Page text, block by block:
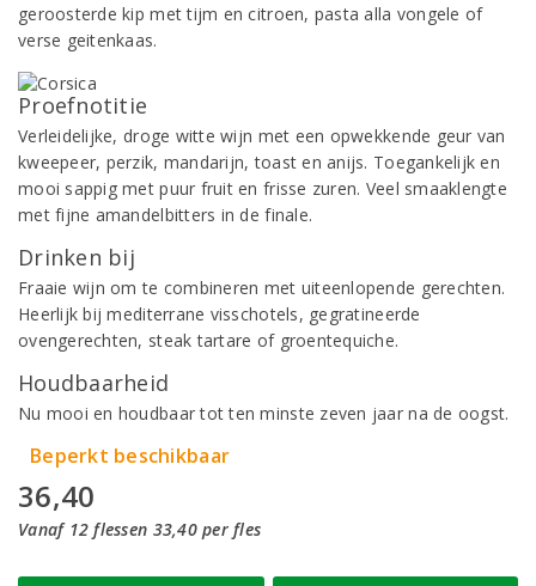
geroosterde kip met tijm en citroen, pasta alla vongele of
verse geitenkaas.
Proefnotitie
Verleidelijke, droge witte wijn met een opwekkende geur van
kweepeer, perzik, mandarijn, toast en anijs. Toegankelijk en
mooi sappig met puur fruit en frisse zuren. Veel smaaklengte
met fijne amandelbitters in de finale.
Drinken bij
Fraaie wijn om te combineren met uiteenlopende gerechten.
Heerlijk bij mediterrane visschotels, gegratineerde
ovengerechten, steak tartare of groentequiche.
Houdbaarheid
Nu mooi en houdbaar tot ten minste zeven jaar na de oogst.
Beperkt beschikbaar
36,40
Vanaf 12 flessen 33,40 per fles